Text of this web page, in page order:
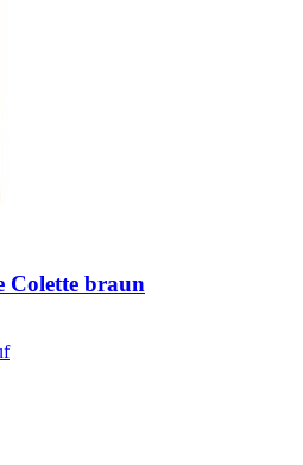
Colette braun